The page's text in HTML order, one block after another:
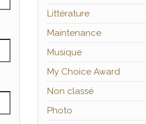
Littérature
Maintenance
Musique
My Choice Award
Non classé
Photo